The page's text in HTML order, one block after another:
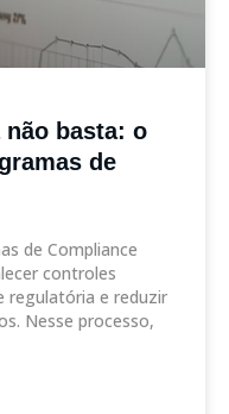
basta: o
de
de Compliance
controles
regulatória e reduzir
Nesse processo,